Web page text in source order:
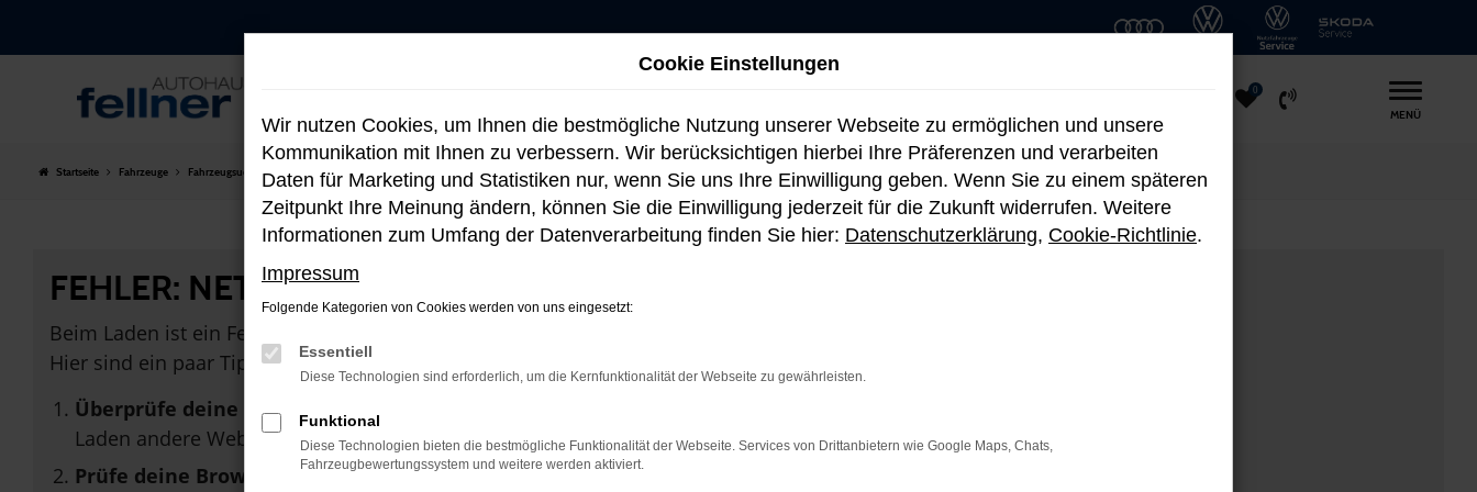
Hauptinhalt
MENÜ
0
Startseite Fahrzeuge Fahrzeugsuche
FEHLER: NETWORK ERROR
Beim Laden ist ein Fehler aufgetreten.
Hier sind ein paar Tipps, die dir helfen können:
Überprüfe deine Firewall und deine Internetverbindung.
Laden andere Webseiten, zum Beispiel deine Suchmaschine?
Prüfe deine Browsererweiterungen.
Cookie Einstellungen
Wir nutzen Cookies, um Ihnen die bestmögliche Nutzung unserer Webseite zu ermöglichen und unsere
Kommunikation mit Ihnen zu verbessern. Wir berücksichtigen hierbei Ihre Präferenzen und verarbeiten
Daten für Marketing und Statistiken nur, wenn Sie uns Ihre Einwilligung geben. Wenn Sie zu einem späteren
Zeitpunkt Ihre Meinung ändern, können Sie die Einwilligung jederzeit für die Zukunft widerrufen. Weitere
Informationen zum Umfang der Datenverarbeitung finden Sie hier: Datenschutzerklärung, Cookie-Richtlinie.
Impressum
Folgende Kategorien von Cookies werden von uns eingesetzt:
Essentiell
Diese Technologien sind erforderlich, um die Kernfunktionalität der Webseite zu gewährleisten.
Funktional
Diese Technologien bieten die bestmögliche Funktionalität der Webseite. Services von Drittanbietern wie Google Maps, Chats,
Fahrzeugbewertungssystem und weitere werden aktiviert.